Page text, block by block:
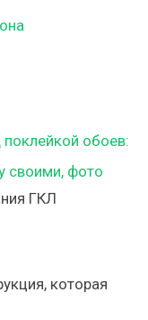
ГКЛ
которая